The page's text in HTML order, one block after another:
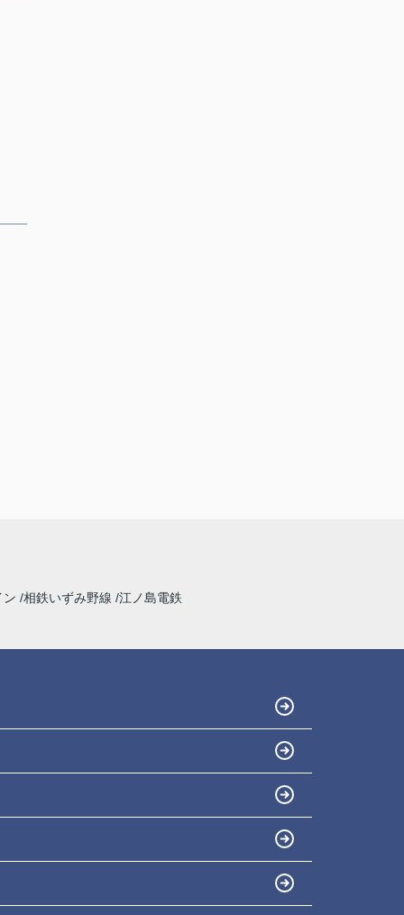
ン 相鉄いずみ野線 江ノ島電鉄